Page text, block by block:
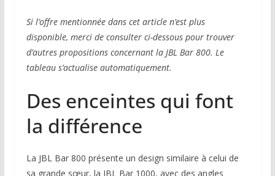
Si l’offre mentionnée dans cet article n’est plus
disponible, merci de consulter ci-dessous pour trouver
d’autres propositions concernant la JBL Bar 800. Le
tableau s’actualise automatiquement.
Des enceintes qui font
la différence
La JBL Bar 800 présente un design similaire à celui de
sa grande sœur, la JBL Bar 1000, avec des angles